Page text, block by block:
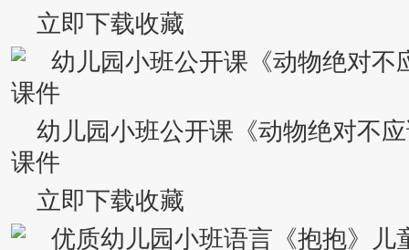
立即下载收藏
幼儿园小班公开课《动物绝对不
课件
立即下载收藏